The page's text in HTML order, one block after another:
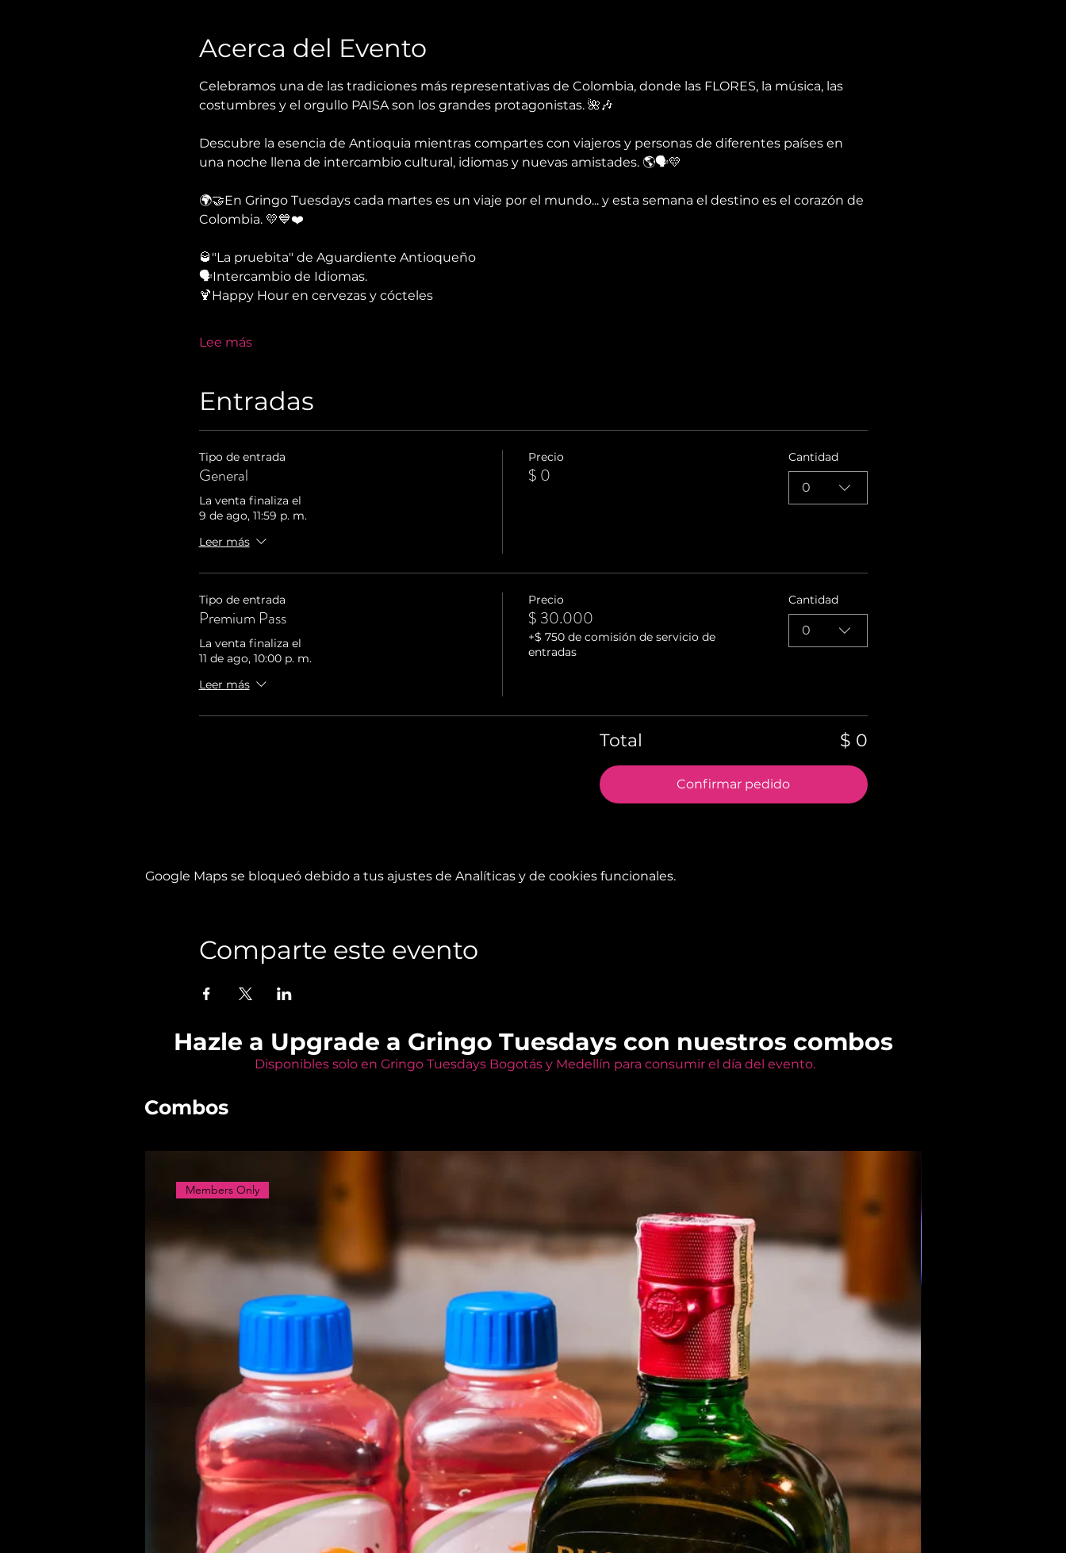
Acerca del Evento
Celebramos una de las tradiciones más representativas de Colombia, donde las FLORES, la música, las
costumbres y el orgullo PAISA son los grandes protagonistas. 🌺🎶
Descubre la esencia de Antioquia mientras compartes con viajeros y personas de diferentes países en
una noche llena de intercambio cultural, idiomas y nuevas amistades. 🌎🗣️💛
🌍🤝En Gringo Tuesdays cada martes es un viaje por el mundo... y esta semana el destino es el corazón de
Colombia. 💛💙❤️
🥃"La pruebita" de Aguardiente Antioqueño
🗣Intercambio de Idiomas.
🍹Happy Hour en cervezas y cócteles
Lee más
Entradas
Tipo de entrada
General
La venta finaliza el
9 de ago, 11:59 p. m.
Leer más
Precio
$ 0
Cantidad
0
Tipo de entrada
Premium Pass
La venta finaliza el
11 de ago, 10:00 p. m.
Leer más
Precio
$ 30.000
+$ 750 de comisión de servicio de
entradas
Cantidad
0
Total $ 0
Confirmar pedido
Google Maps se bloqueó debido a tus ajustes de Analíticas y de cookies funcionales.
Comparte este evento
Hazle a Upgrade a Gringo Tuesdays con nuestros combos
Disponibles solo en Gringo Tuesdays Bogotás y Medellín para consumir el día del evento.
Combos
Members Only